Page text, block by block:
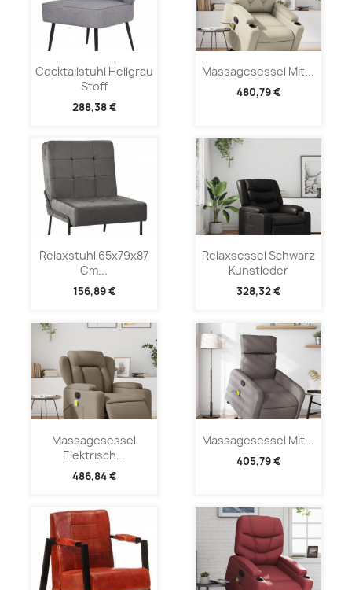
Cocktailstuhl Hellgrau
Stoff
288,38 €
Massagesessel Mit...
480,79 €
Relaxstuhl 65x79x87
Cm...
156,89 €
Relaxsessel Schwarz
Kunstleder
328,32 €
Massagesessel
Elektrisch...
486,84 €
Massagesessel Mit...
405,79 €